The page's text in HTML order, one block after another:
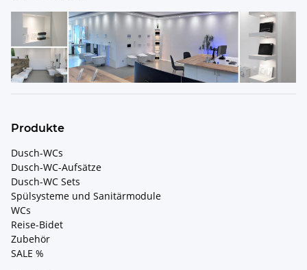
Produkte
Dusch-WCs
Dusch-WC-Aufsätze
Dusch-WC Sets
Spülsysteme und Sanitärmodule
WCs
Reise-Bidet
Zubehör
SALE %